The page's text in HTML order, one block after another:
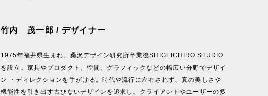
竹内 茂一郎 / デザイナー
1975年福井県生まれ。桑沢デザイン研究所卒業後SHIGEICHIRO STUDIO
を設立。家具やプロダクト、空間、グラフィックなどの幅広い分野でデザイ
ン ・ディレクションを手がける。時代や流行に左右されず、真の美しさや
機能性を引き出す古びないデザインを追求し、クライアントやユーザーの多